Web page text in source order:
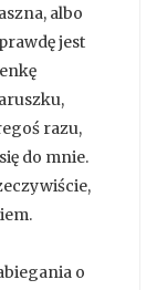
albo
jest
razu,
do mnie.
o